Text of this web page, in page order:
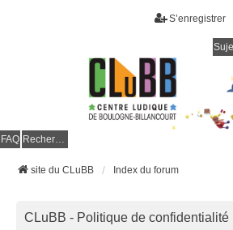
S’enregistrer
FAQ Rechercher
site du CLuBB Index du forum
CLuBB - Politique de confidentialité